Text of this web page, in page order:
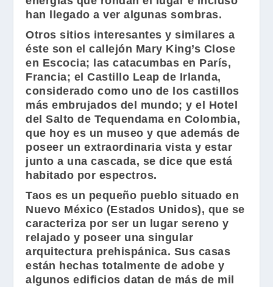
han llegado a ver algunas sombras.
Otros sitios interesantes y similares a
éste son el callejón Mary King’s Close
en Escocia; las catacumbas en París,
Francia; elCastillo Leap de Irlanda,
considerado como uno de los castillos
más embrujados del mundo; y el Hotel
del Salto de Tequendama en Colombia,
que hoy es un museo y que además de
poseer un extraordinaria vista y estar
junto a una cascada, se dice que está
habitado por espectros.
Taos es un pequeño pueblo situado en
Nuevo México (Estados Unidos), que se
caracteriza por ser un lugar sereno y
relajado y poseer una singular
arquitectura prehispánica. Sus casas
están hechas totalmente de adobe y
algunos edificios datan de más de mil